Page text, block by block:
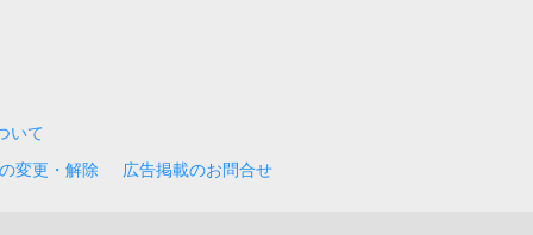
いて
変更・解除 広告掲載のお問合せ